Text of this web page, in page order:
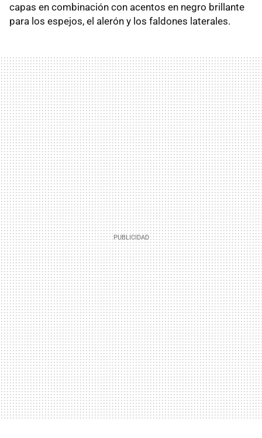
capas en combinación con acentos en negro brillante
para los espejos, el alerón y los faldones laterales.